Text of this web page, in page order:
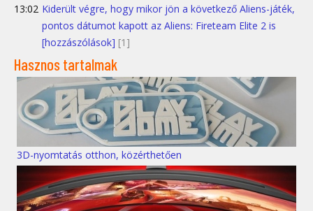
13:02 Kiderült végre, hogy mikor jön a következő Aliens-játék,
pontos dátumot kapott az Aliens: Fireteam Elite 2 is
[hozzászólások] [1]
Hasznos tartalmak
3D-nyomtatás otthon, közérthetően